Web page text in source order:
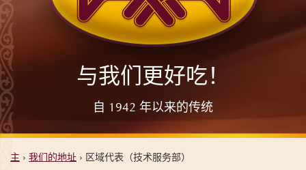
与我们更好吃！
自 1942 年以来的传统
主 › 我们的地址 › 区域代表（技术服务部）